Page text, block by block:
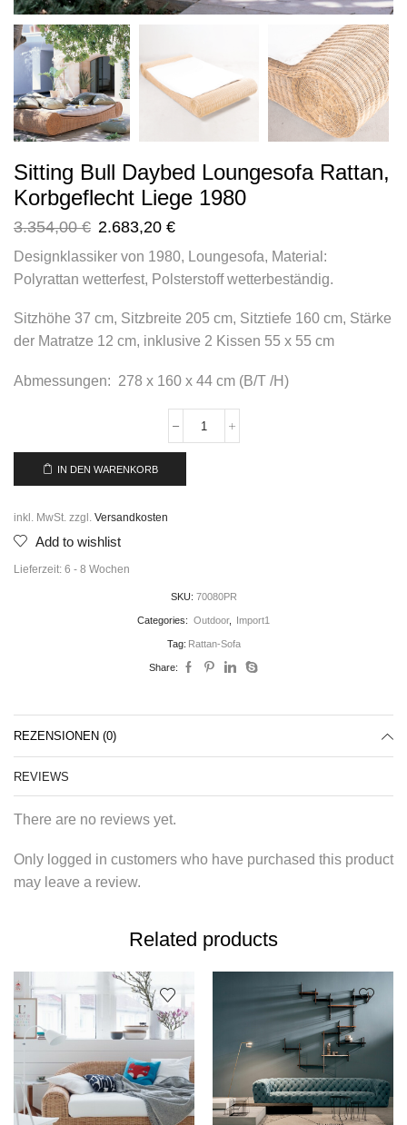
Sitting Bull Daybed Loungesofa Rattan,
Korbgeflecht Liege 1980
3.354,00€ 2.683,20 €
Designklassiker von 1980, Loungesofa, Material:
Polyrattan wetterfest, Polsterstoff wetterbeständig.
Sitzhöhe 37 cm, Sitzbreite 205 cm, Sitztiefe 160 cm, Stärke
der Matratze 12 cm, inklusive 2 Kissen 55 x 55 cm
Abmessungen: 278 x 160 x 44 cm (B/T /H)
IN DEN WARENKORB
inkl. MwSt. zzgl. Versandkosten
Add to wishlist
Lieferzeit: 6 - 8 Wochen
SKU: 70080PR
Categories: Outdoor, Import1
Tag: Rattan-Sofa
Share:
REZENSIONEN (0)
REVIEWS
There are no reviews yet.
Only logged in customers who have purchased this product
may leave a review.
Related products